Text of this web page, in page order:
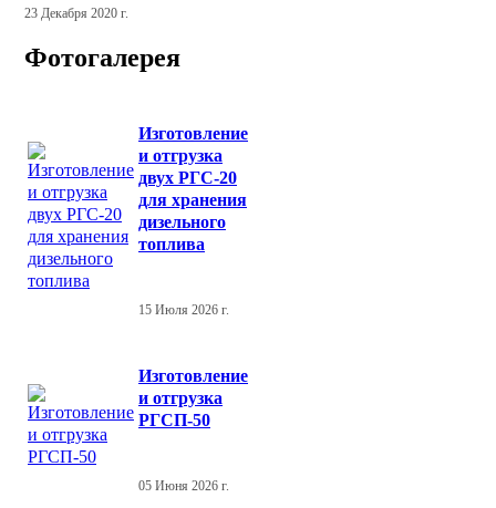
23 Декабря 2020 г.
Фотогалерея
Изготовление
и отгрузка
двух РГС-20
для хранения
дизельного
топлива
15 Июля 2026 г.
Изготовление
и отгрузка
РГСП-50
05 Июня 2026 г.